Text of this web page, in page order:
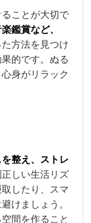
ことが大切で
鑑賞など、
た方法を見つけ
的です。ぬる
身がリラック
整え、ストレ
しい生活リズ
したり、スマ
けましょう。
間を作ること